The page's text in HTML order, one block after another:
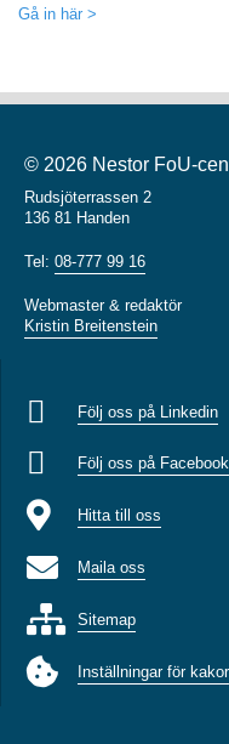
Gå in här >
© 2026 Nestor FoU-
Rudsjöterrassen 2
136 81 Handen
Tel: 08-777 99 16
Webmaster & redaktör
Kristin Breitenstein
Följ oss på Linkedin
Följ oss på Facebook
Hitta till oss
Maila oss
Sitemap
Inställningar för kakor